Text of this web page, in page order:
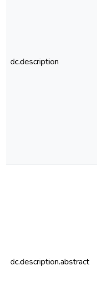
dc.description
dc.description.abstract